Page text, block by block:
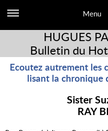
Menu
HUGUES
Bulletin du
Ecoutez autrement les
lisant la chronique
Sister
RAY